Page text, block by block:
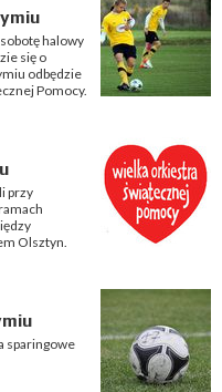
halowy
się o
odbędzie
Pomocy.
przy
Olsztyn.
sparingowe